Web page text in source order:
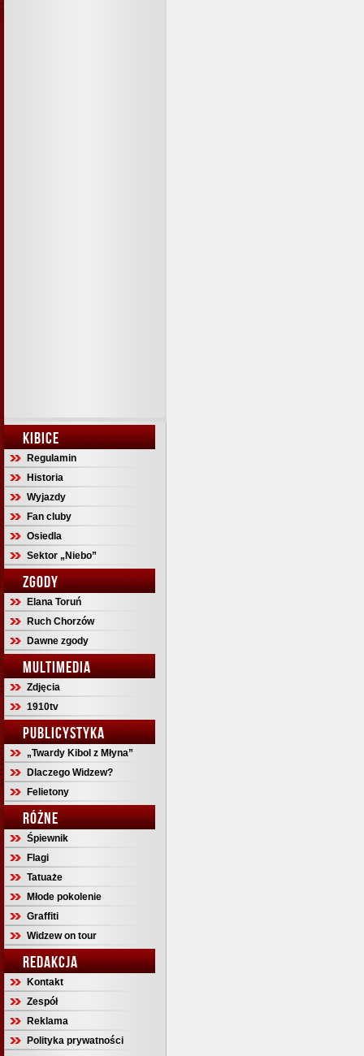
KIBICE
Regulamin
Historia
Wyjazdy
Fan cluby
Osiedla
Sektor „Niebo”
ZGODY
Elana Toruń
Ruch Chorzów
Dawne zgody
MULTIMEDIA
Zdjęcia
1910tv
PUBLICYSTYKA
„Twardy Kibol z Młyna”
Dlaczego Widzew?
Felietony
RÓŻNE
Śpiewnik
Flagi
Tatuaże
Młode pokolenie
Graffiti
Widzew on tour
REDAKCJA
Kontakt
Zespół
Reklama
Polityka prywatności